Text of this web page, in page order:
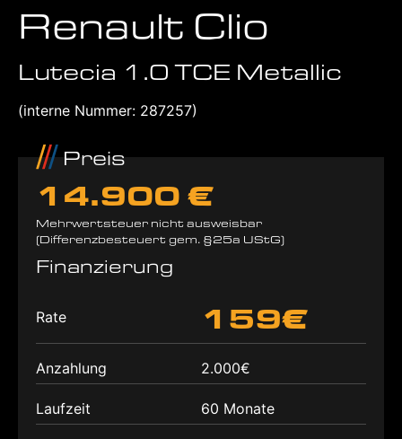
Renault Clio
Lutecia 1.0 TCE Metallic
(interne Nummer: 287257)
Preis
14.900 €
Mehrwertsteuer nicht ausweisbar
(Differenzbesteuert gem. §25a UStG)
Finanzierung
Rate 159€
Anzahlung 2.000€
Laufzeit 60 Monate